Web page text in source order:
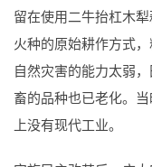
留在使用二牛抬杠木
火种的原始耕作方式
自然灾害的能力太弱
畜的品种也已老化。
上没有现代工业。